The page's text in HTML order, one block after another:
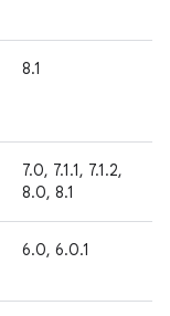
8.1
7.0, 7.1.1, 7.1.2,
8.0, 8.1
6.0, 6.0.1